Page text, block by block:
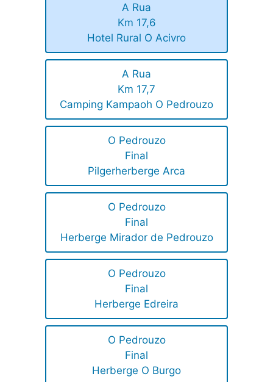
A Rua
Km 17,6
Hotel Rural O Acivro
A Rua
Km 17,7
Camping Kampaoh O Pedrouzo
O Pedrouzo
Final
Pilgerherberge Arca
O Pedrouzo
Final
Herberge Mirador de Pedrouzo
O Pedrouzo
Final
Herberge Edreira
O Pedrouzo
Final
Herberge O Burgo